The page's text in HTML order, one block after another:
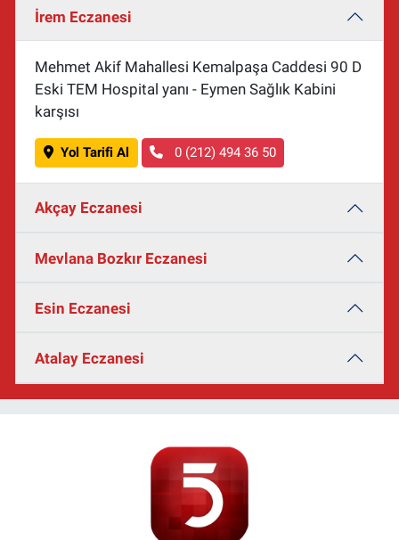
İrem Eczanesi
Mehmet Akif Mahallesi Kemalpaşa Caddesi 90 D
Eski TEM Hospital yanı - Eymen Sağlık Kabini
karşısı
Yol Tarifi Al 0 (212) 494 36 50
Akçay Eczanesi
Mevlana Bozkır Eczanesi
Esin Eczanesi
Atalay Eczanesi